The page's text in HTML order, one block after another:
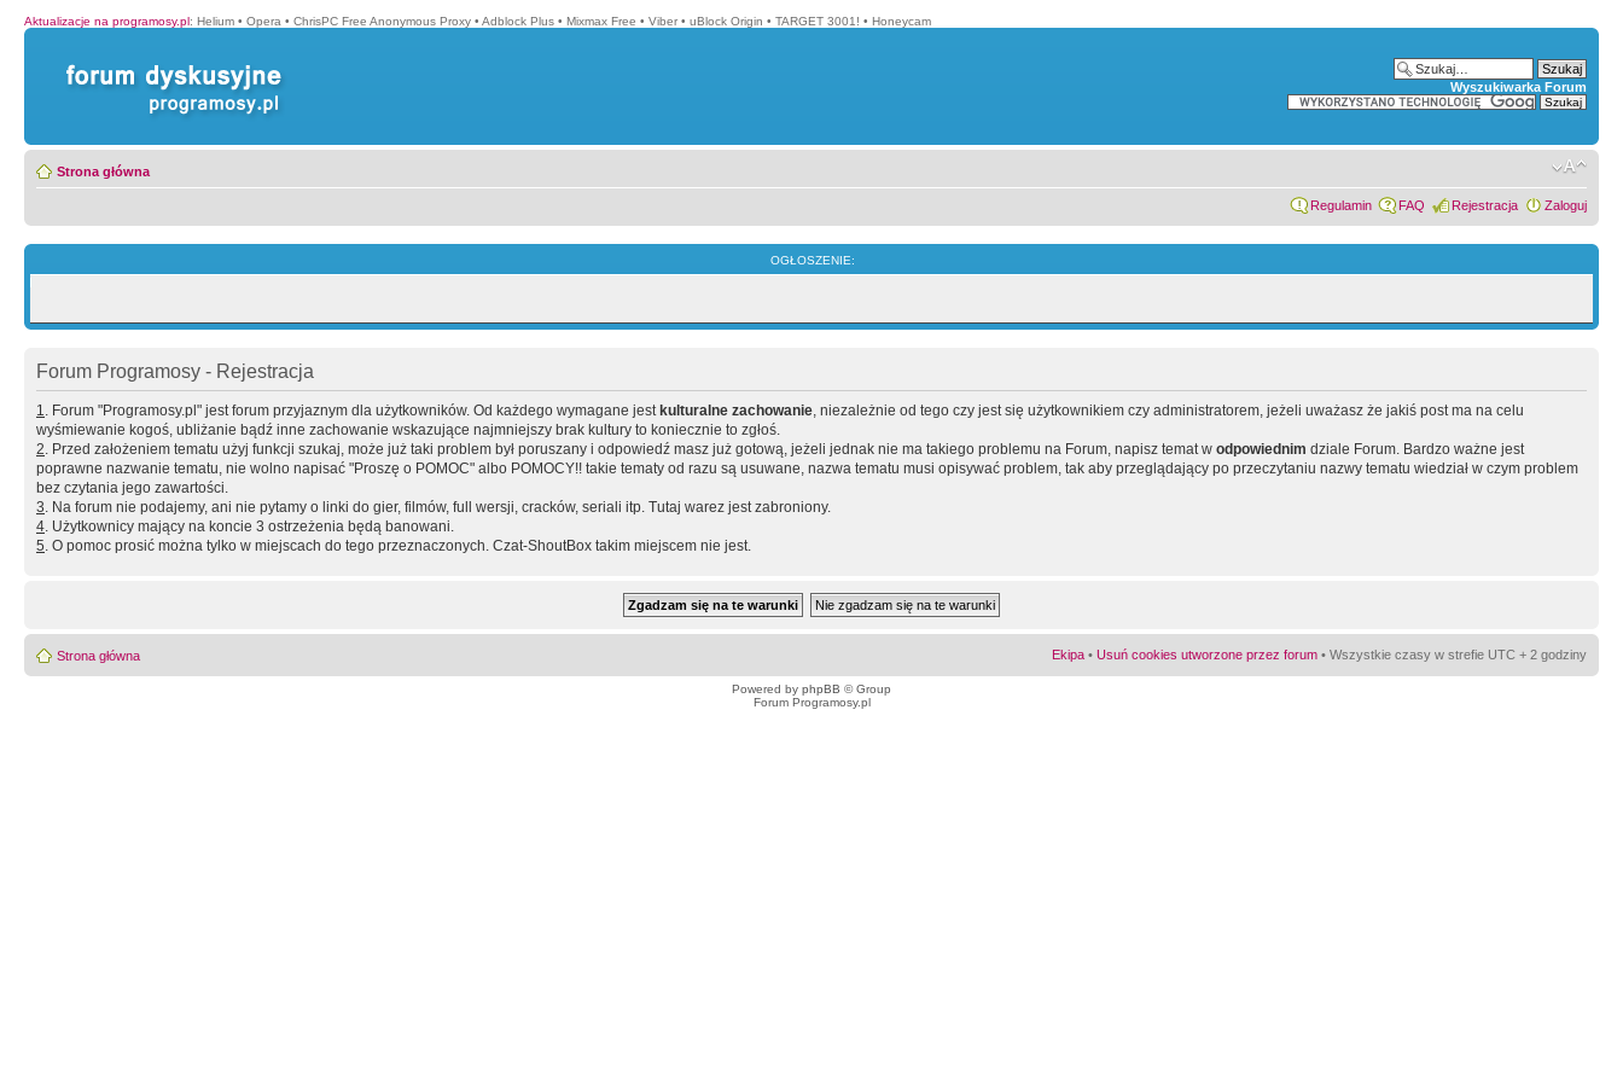
Aktualizacje na programosy.pl: Helium • Opera • ChrisPC Free Anonymous Proxy • Adblock Plus • Mixmax Free • Viber • uBlock Origin • TARGET 3001! • Honeycam
Wyszukiwarka Forum
Strona główna
Regulamin FAQ Rejestracja Zaloguj
OGŁOSZENIE:
Forum Programosy - Rejestracja
1. Forum "Programosy.pl" jest forum przyjaznym dla użytkowników. Od każdego wymagane jest kulturalne zachowanie, niezależnie od tego czy jest się użytkownikiem czy administratorem, jeżeli uważasz że jakiś post ma na celu
wyśmiewanie kogoś, ubliżanie bądź inne zachowanie wskazujące najmniejszy brak kultury to koniecznie to zgłoś.
2. Przed założeniem tematu użyj funkcji szukaj, może już taki problem był poruszany i odpowiedź masz już gotową, jeżeli jednak nie ma takiego problemu na Forum, napisz temat w odpowiednim dziale Forum. Bardzo ważne jest
poprawne nazwanie tematu, nie wolno napisać "Proszę o POMOC" albo POMOCY!! takie tematy od razu są usuwane, nazwa tematu musi opisywać problem, tak aby przeglądający po przeczytaniu nazwy tematu wiedział w czym problem
bez czytania jego zawartości.
3. Na forum nie podajemy, ani nie pytamy o linki do gier, filmów, full wersji, cracków, seriali itp. Tutaj warez jest zabroniony.
4. Użytkownicy mający na koncie 3 ostrzeżenia będą banowani.
5. O pomoc prosić można tylko w miejscach do tego przeznaczonych. Czat-ShoutBox takim miejscem nie jest.
Strona główna Ekipa • Usuń cookies utworzone przez forum • Wszystkie czasy w strefie UTC + 2 godziny
Powered by phpBB © Group
Forum Programosy.pl